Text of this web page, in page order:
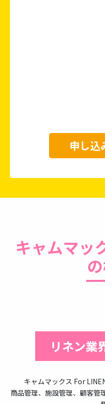
申し込
キャムマッ
リネン業
キャムマックス For
商品管理、施設管理、顧客管